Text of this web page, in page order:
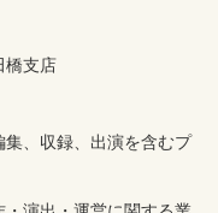
支店
、収録、出演を含むプ